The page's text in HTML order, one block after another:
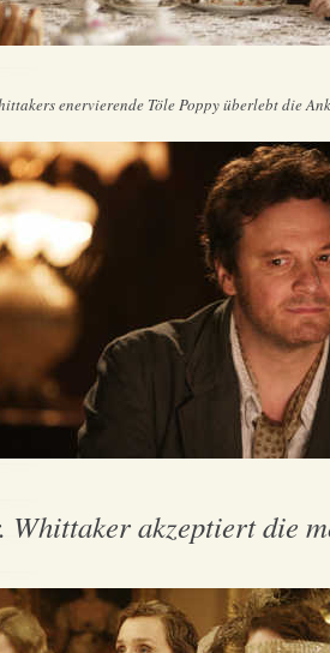
enervierende Töle Poppy überlebt die
Whittaker akzeptiert die